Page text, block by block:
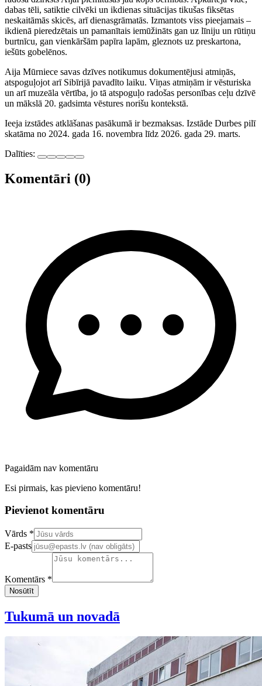
dabas tēli, satiktie cilvēki un ikdienas situācijas tikušas fiksētas
neskaitāmās skicēs, arī dienasgrāmatās. Izmantots viss pieejamais –
ikdienā pieredzētais un pamanītais iemūžināts gan uz līniju un rūtiņu
burtnīcu, gan vienkāršām papīra lapām, gleznots uz preskartona,
iešūts gobelēnos.
Aija Mūrniece savas dzīves notikumus dokumentējusi atmiņās,
atspoguļojot arī Sibīrijā pavadīto laiku. Viņas atmiņām ir vēsturiska
un arī muzeāla vērtība, jo tā atspoguļo radošas personības ceļu dzīvē
un mākslā 20. gadsimta vēstures norišu kontekstā.
Ieeja izstādes atklāšanas pasākumā ir bezmaksas. Izstāde Durbes pilī
skatāma no 2024. gada 16. novembra līdz 2026. gada 29. marts.
Dalīties:
Komentāri (0)
Pagaidām nav komentāru
Esi pirmais, kas pievieno komentāru!
Pievienot komentāru
Confirm your email address
Vārds *
E-pasts
Komentārs *
Nosūtīt
Tukumā un novadā